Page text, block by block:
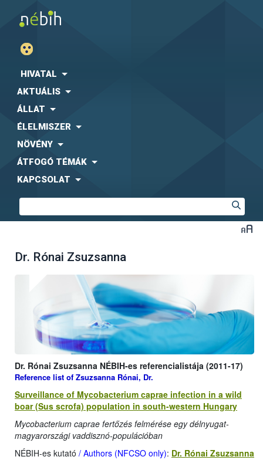
HIVATAL
AKTUÁLIS
ÁLLAT
ÉLELMISZER
NÖVÉNY
ÁTFOGÓ TÉMÁK
KAPCSOLAT
Dr. Rónai Zsuzsanna
Dr. Rónai Zsuzsanna NÉBIH-es referencialistája (2011-17)
Reference list of Zsuzsanna Rónai, Dr.
Surveillance of Mycobacterium caprae infection in a wild
boar (Sus scrofa) population in south-western Hungary
Mycobacterium caprae fertőzés felmérése egy délnyugat-
magyarországi vaddisznó-populációban
NÉBIH-es kutató / Authors (NFCSO only): Dr. Rónai Zsuzsanna